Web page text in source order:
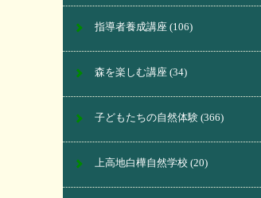
指導者養成講座 (106)
森を楽しむ講座 (34)
子どもたちの自然体験 (366)
上高地白樺自然学校 (20)